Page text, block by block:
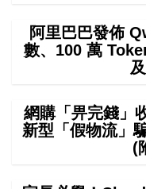
阿里巴巴發佈
數、100 萬
網購「畀完錢」
新型「假物流」
(